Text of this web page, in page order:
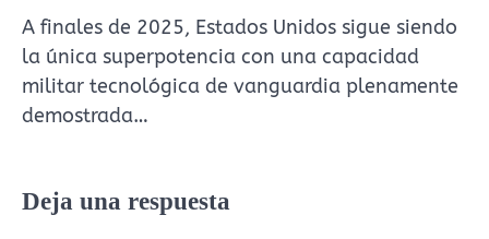
A finales de 2025, Estados Unidos sigue siendo
la única superpotencia con una capacidad
militar tecnológica de vanguardia plenamente
demostrada…
Deja una respuesta